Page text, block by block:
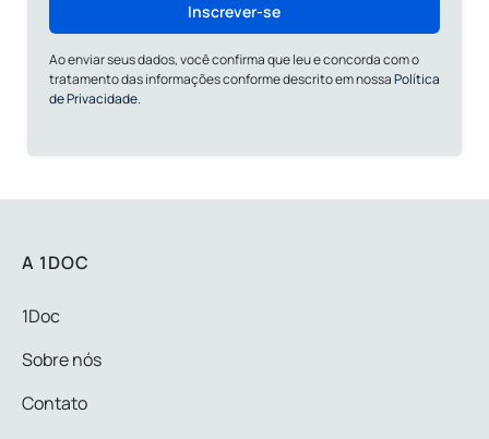
Inscrever-se
Ao enviar seus dados, você confirma que leu e concorda com o
tratamento das informações conforme descrito em nossaPolítica
de Privacidade.
A 1DOC
1Doc
Sobre nós
Contato